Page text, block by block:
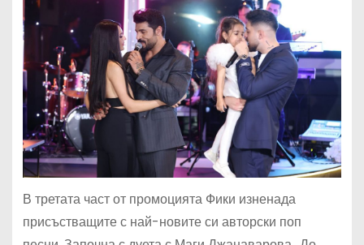
В третата част от промоцията Фики изненада
присъстващите с най-новите си авторски поп